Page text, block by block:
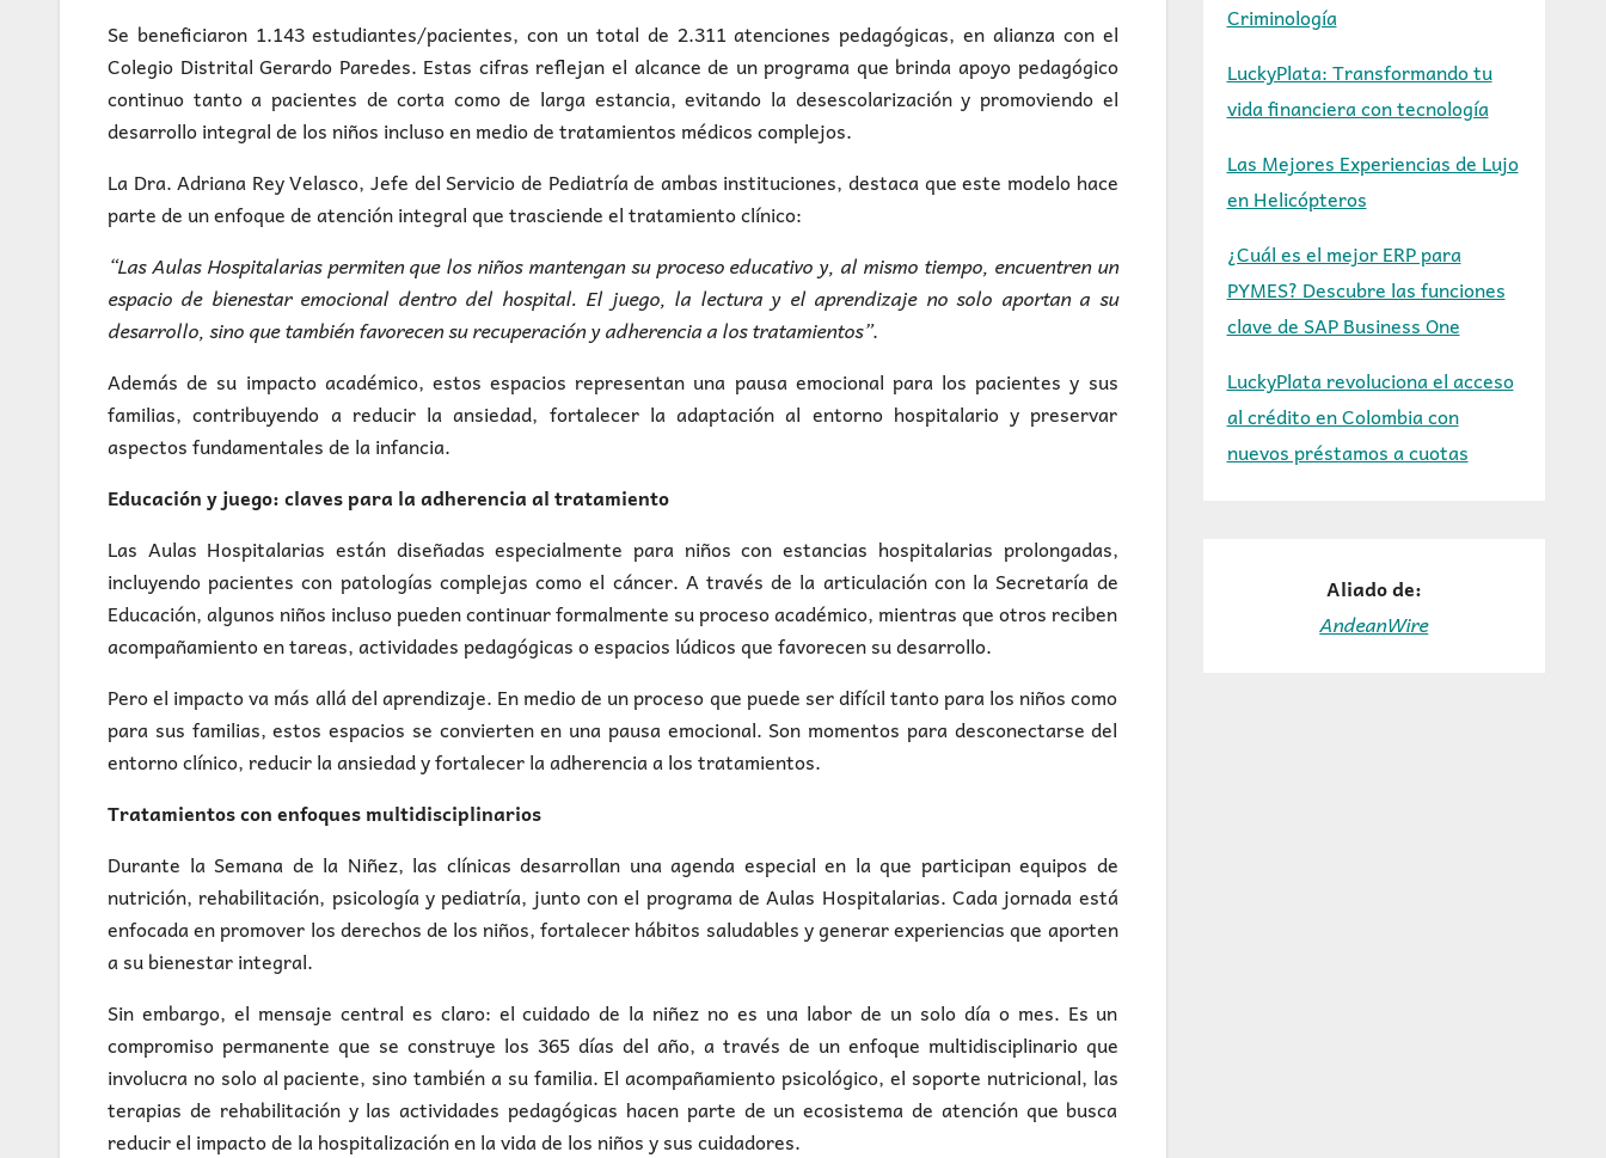
Se beneficiaron 1.143 estudiantes/pacientes, con un total de 2.311 atenciones pedagógicas, en alianza con el
Colegio Distrital Gerardo Paredes. Estas cifras reflejan el alcance de un programa que brinda apoyo pedagógico
continuo tanto a pacientes de corta como de larga estancia, evitando la desescolarización y promoviendo el
desarrollo integral de los niños incluso en medio de tratamientos médicos complejos.
La Dra. Adriana Rey Velasco, Jefe del Servicio de Pediatría de ambas instituciones, destaca que este modelo hace
parte de un enfoque de atención integral que trasciende el tratamiento clínico:
“Las Aulas Hospitalarias permiten que los niños mantengan su proceso educativo y, al mismo tiempo, encuentren un
espacio de bienestar emocional dentro del hospital. El juego, la lectura y el aprendizaje no solo aportan a su
desarrollo, sino que también favorecen su recuperación y adherencia a los tratamientos”.
Además de su impacto académico, estos espacios representan una pausa emocional para los pacientes y sus
familias, contribuyendo a reducir la ansiedad, fortalecer la adaptación al entorno hospitalario y preservar
aspectos fundamentales de la infancia.
Educación y juego: claves para la adherencia al tratamiento
Las Aulas Hospitalarias están diseñadas especialmente para niños con estancias hospitalarias prolongadas,
incluyendo pacientes con patologías complejas como el cáncer. A través de la articulación con la Secretaría de
Educación, algunos niños incluso pueden continuar formalmente su proceso académico, mientras que otros reciben
acompañamiento en tareas, actividades pedagógicas o espacios lúdicos que favorecen su desarrollo.
Pero el impacto va más allá del aprendizaje. En medio de un proceso que puede ser difícil tanto para los niños como
para sus familias, estos espacios se convierten en una pausa emocional. Son momentos para desconectarse del
entorno clínico, reducir la ansiedad y fortalecer la adherencia a los tratamientos.
Tratamientos con enfoques multidisciplinarios
Durante la Semana de la Niñez, las clínicas desarrollan una agenda especial en la que participan equipos de
nutrición, rehabilitación, psicología y pediatría, junto con el programa de Aulas Hospitalarias. Cada jornada está
enfocada en promover los derechos de los niños, fortalecer hábitos saludables y generar experiencias que aporten
a su bienestar integral.
Sin embargo, el mensaje central es claro: el cuidado de la niñez no es una labor de un solo día o mes. Es un
compromiso permanente que se construye los 365 días del año, a través de un enfoque multidisciplinario que
involucra no solo al paciente, sino también a su familia. El acompañamiento psicológico, el soporte nutricional, las
terapias de rehabilitación y las actividades pedagógicas hacen parte de un ecosistema de atención que busca
reducir el impacto de la hospitalización en la vida de los niños y sus cuidadores.
Criminología
LuckyPlata: Transformando tu
vida financiera con tecnología
Las Mejores Experiencias de Lujo
en Helicópteros
¿Cuál es el mejor ERP para
PYMES? Descubre las funciones
clave de SAP Business One
LuckyPlata revoluciona el acceso
al crédito en Colombia con
nuevos préstamos a cuotas
Aliado de:
AndeanWire